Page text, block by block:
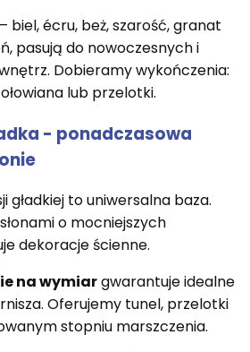
biel, écru, beż, szarość, granat
pasują do nowoczesnych i
Dobieramy wykończenia:
lub przelotki.
- ponadczasowa
gładkiej to uniwersalna baza.
o mocniejszych
dekoracje ścienne.
na wymiargwarantuje idealne
Oferujemy tunel, przelotki
stopniu marszczenia.